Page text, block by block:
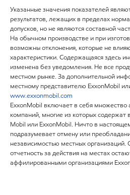
Указанные значения показателей
результатов, лежащих в пределах
допусков, но не являются составной
На обычном производстве и при
возможны отклонения, которые не
характеристики. Содержащаяся здесь
изменена без уведомления. Не все
местном рынке. За дополнительной
местному представителю ExxonMobil
www.exxonmobil.com
ExxonMobil включает в себя
компаний, многие из которых
Mobil или ExxonMobil. Ничто в
подразумевает отмену или
независимостью местных организаций.
отчетность за действия на местах
аффилированными организациями